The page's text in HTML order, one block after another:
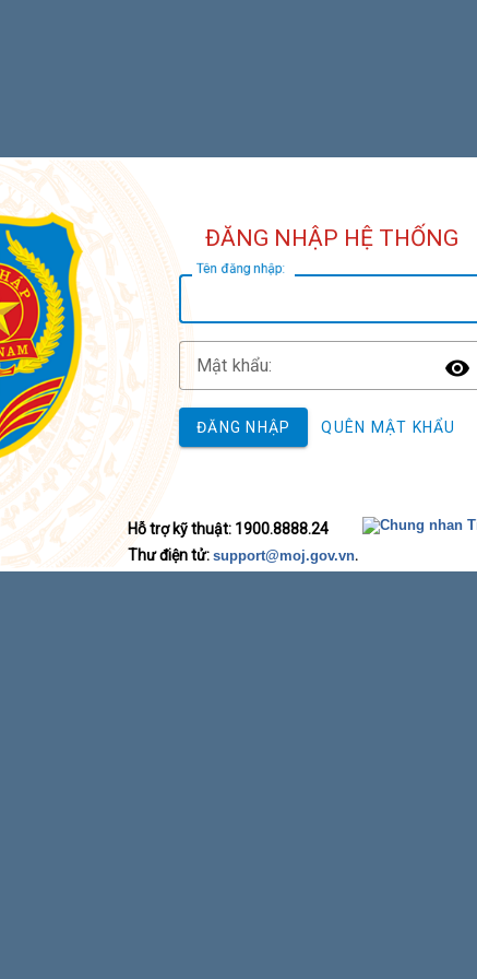
ĐĂNG NHẬP HỆ THỐNG
Tên đăng nhập:
Mật khẩu:
ĐĂNG NHẬP QUÊN MẬT KHẨU
Hỗ trợ kỹ thuật: 1900.8888.24
Thư điện tử: support@moj.gov.vn.